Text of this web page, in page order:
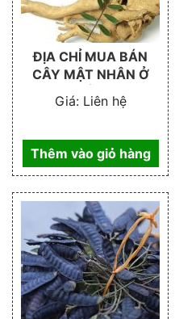
ĐỊA CHỈ MUA BÁN
CÂY MẬT NHÂN Ở
ĐÂU
Giá:Liên hệ
Thêm vào giỏ hàng